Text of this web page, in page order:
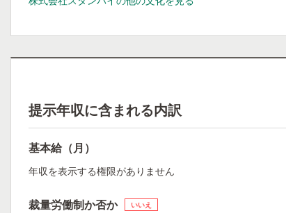
提示年収に含まれる内訳
基本給（月）
年収を表示する権限がありません
裁量労働制か否か いいえ